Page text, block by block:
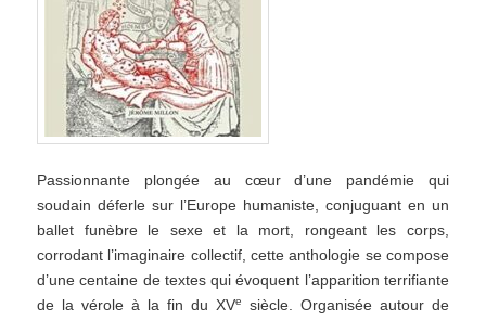
Passionnante plongée au cœur d’une pandémie qui
soudain déferle sur l’Europe humaniste, conjuguant en un
ballet funèbre le sexe et la mort, rongeant les corps,
corrodant l’imaginaire collectif, cette anthologie se compose
d’une centaine de textes qui évoquent l’apparition terrifiante
de la vérole à la fin du XVe
siècle. Organisée autour de